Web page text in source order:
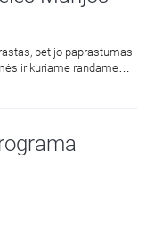
bet jo paprastumas
ir kuriame randame